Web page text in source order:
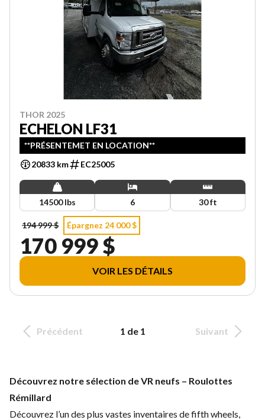
THOR 2025
ECHELON LF31
**PRÉSENTEMET EN LOCATION**
20833 km
EC25005
14500 lbs 6 30 ft
194 999 $ Épargnez 24 000 $
170 999 $
VOIR LES DÉTAILS
Précédent 1 de 1 Suivant
Découvrez notre sélection de VR neufs – Roulottes
Rémillard
Découvrez l’un des plus vastes inventaires de fifth wheels,